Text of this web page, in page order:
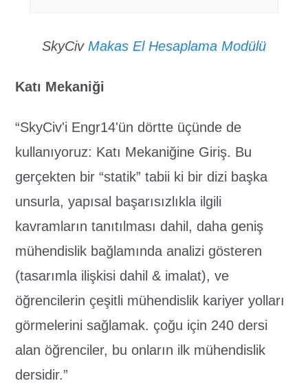
SkyCiv Makas El Hesaplama Modülü
Katı Mekaniği
“SkyCiv'i Engr14'ün dörtte üçünde de
kullanıyoruz: Katı Mekaniğine Giriş. Bu
gerçekten bir “statik” tabii ki bir dizi başka
unsurla, yapısal başarısızlıkla ilgili
kavramların tanıtılması dahil, daha geniş
mühendislik bağlamında analizi gösteren
(tasarımla ilişkisi dahil & imalat), ve
öğrencilerin çeşitli mühendislik kariyer yolları
görmelerini sağlamak. çoğu için 240 dersi
alan öğrenciler, bu onların ilk mühendislik
dersidir.”